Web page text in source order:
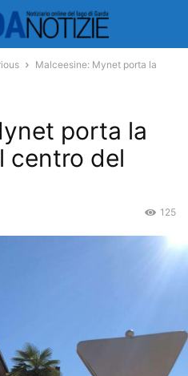
Malceesine: Mynet porta la
porta la
centro del
125